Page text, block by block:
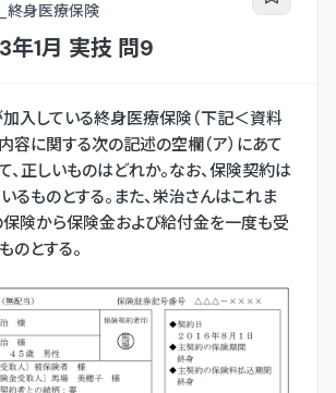
終身医療保険
1月 実技 問9
入している終身医療保険（下記＜資料
容に関する次の記述の空欄（ア）にあて
、正しいものはどれか。なお、保険契約は
るものとする。また、栄治さんはこれま
険から保険金および給付金を一度も受
のとする。